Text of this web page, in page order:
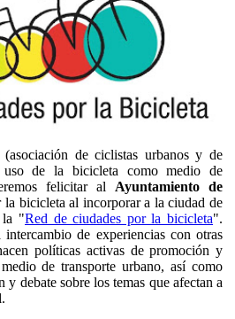
(asociación de ciclistas urbanos y de
de la bicicleta como medio de
felicitar al Ayuntamiento de
la bicicleta al incorporar a la ciudad de
la "Red de ciudades por la bicicleta".
de experiencias con otras
políticas activas de promoción y
de transporte urbano, así como
debate sobre los temas que afectan a